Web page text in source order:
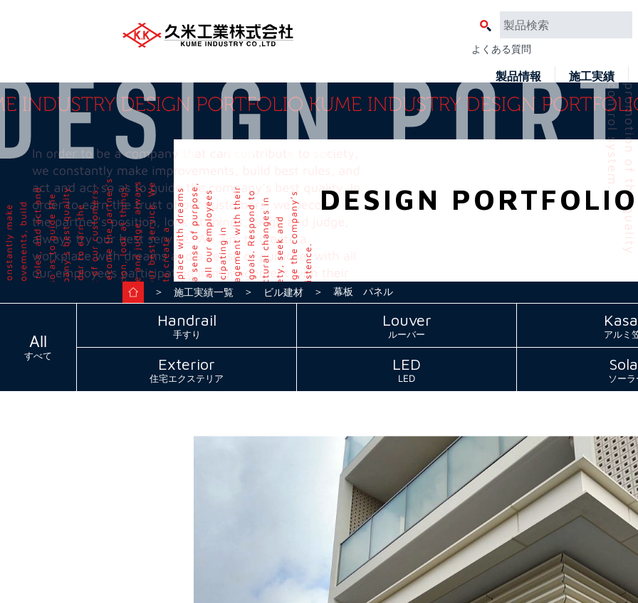
よくある質問
製品情報 施工実績
DESIGN PORTFOLIO
＞ 施工実績一覧 ＞ ビル建材 ＞ 幕板 パネル
All
すべて
Handrail
手すり
Louver
ルーバー アルミ
Exterior
住宅エクステリア
LED
LED ソー